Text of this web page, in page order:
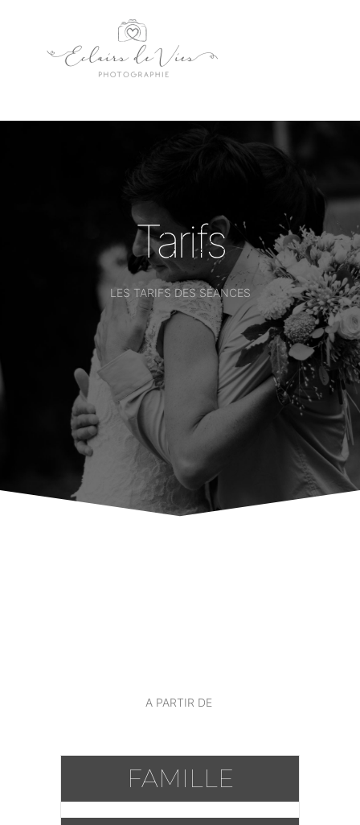
Tarifs
LES TARIFS DES SÉANCES
A PARTIR DE
FAMILLE